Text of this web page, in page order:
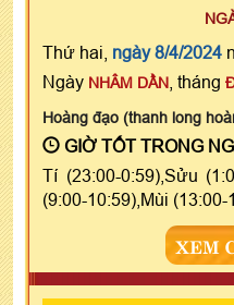
Thứ hai, ngày 8/4/2024
Ngày NHÂM DẦN , tháng
Hoàng đạo (thanh long
GIỜ TỐT TRONG
Tí (23:00-0:59),Sửu
(9:00-10:59),Mùi
XEM